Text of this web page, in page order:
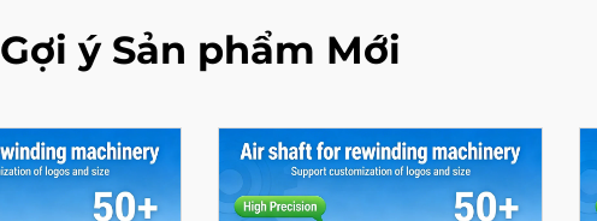
Gợi ý Sản phẩm Mới